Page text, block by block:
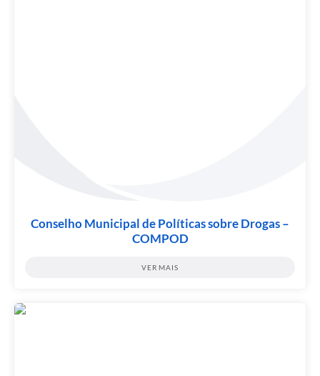
Conselho Municipal de Políticas sobre Drogas –
COMPOD
VER MAIS